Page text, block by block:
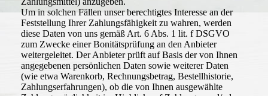
Um in solchen Fällen unser berechtigtes Interesse an der
Feststellung Ihrer Zahlungsfähigkeit zu wahren, werden
diese Daten von uns gemäß Art. 6 Abs. 1 lit. f DSGVO
zum Zwecke einer Bonitätsprüfung an den Anbieter
weitergeleitet. Der Anbieter prüft auf Basis der von Ihnen
angegebenen persönlichen Daten sowie weiterer Daten
(wie etwa Warenkorb, Rechnungsbetrag, Bestellhistorie,
Zahlungserfahrungen), ob die von Ihnen ausgewählte